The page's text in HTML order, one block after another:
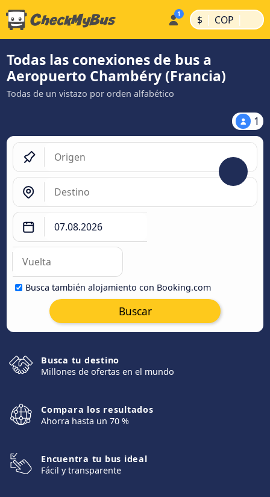
$ | COP |
Todas las conexiones de bus a
Aeropuerto Chambéry (Francia)
Todas de un vistazo por orden alfabético
1
Busca también alojamiento con Booking.com
Buscar
Busca tu destino
Millones de ofertas en el mundo
Compara los resultados
Ahorra hasta un 70 %
Encuentra tu bus ideal
Fácil y transparente